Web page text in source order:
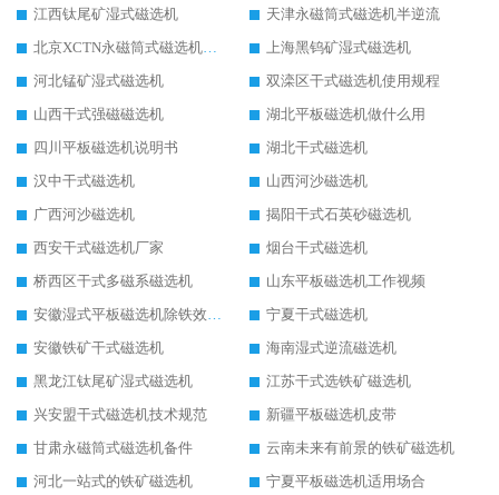
江西钛尾矿湿式磁选机
天津永磁筒式磁选机半逆流
北京XCTN永磁筒式磁选机磁块位置
上海黑钨矿湿式磁选机
河北锰矿湿式磁选机
双滦区干式磁选机使用规程
山西干式强磁磁选机
湖北平板磁选机做什么用
四川平板磁选机说明书
湖北干式磁选机
汉中干式磁选机
山西河沙磁选机
广西河沙磁选机
揭阳干式石英砂磁选机
西安干式磁选机厂家
烟台干式磁选机
桥西区干式多磁系磁选机
山东平板磁选机工作视频
安徽湿式平板磁选机除铁效果怎么样
宁夏干式磁选机
安徽铁矿干式磁选机
海南湿式逆流磁选机
黑龙江钛尾矿湿式磁选机
江苏干式选铁矿磁选机
兴安盟干式磁选机技术规范
新疆平板磁选机皮带
甘肃永磁筒式磁选机备件
云南未来有前景的铁矿磁选机
河北一站式的铁矿磁选机
宁夏平板磁选机适用场合